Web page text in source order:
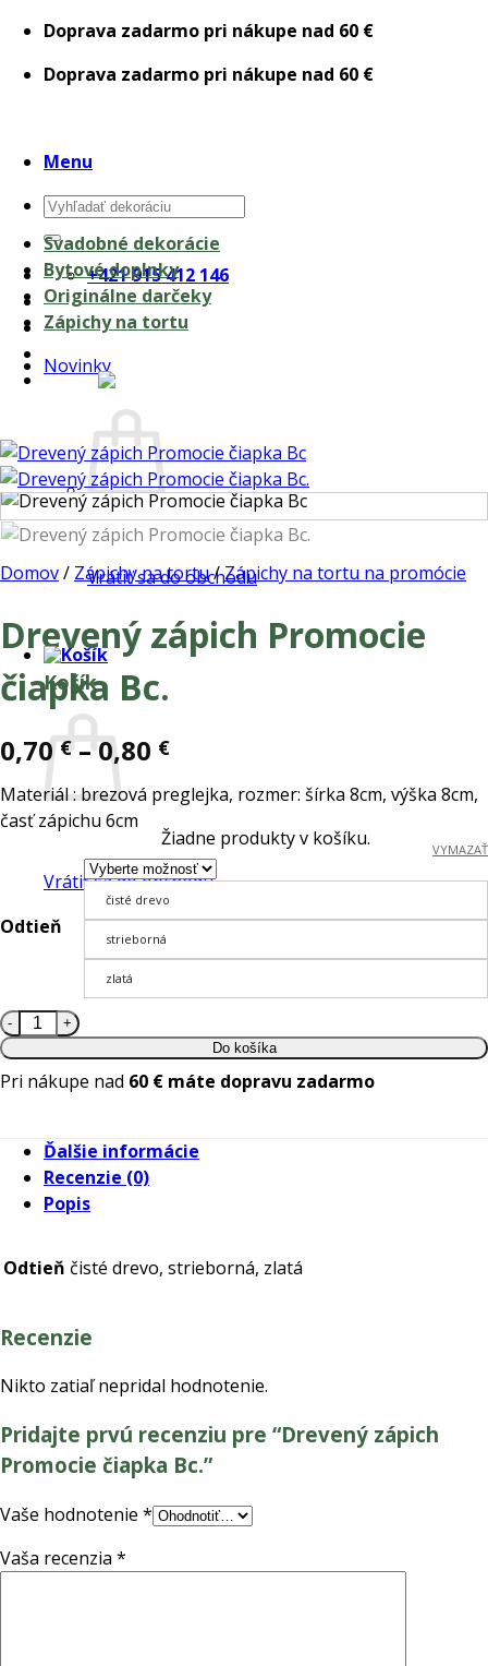
Skip
content
Doprava zadarmo pri nákupe nad 60 €
Doprava zadarmo pri nákupe nad 60 €
Menu
Hľadať:
+421 915 412 146
0,00€
Žiadne produkty v košíku.
Vrátiť sa do obchodu
Košík
Žiadne produkty v košíku.
Vrátiť sa do obchodu
Svadobné dekorácie
Bytové doplnky
Originálne darčeky
Zápichy na tortu
Novinky
Domov/ Zápichy na tortu/ Zápichy na tortu na promócie
Drevený zápich Promocie
čiapka Bc.
0,70€ –0,80 €Price
0,70 €
through
0,80 €
Materiál : brezová preglejka, rozmer: šírka 8cm, výška 8cm,
časť zápichu 6cm
Odtieň
čisté drevo
strieborná
zlatá
VYMAZAŤ
množstvo Drevený zápich Promocie čiapka Bc.
Do košíka
Pri nákupe nad 60 € máte dopravu zadarmo
Ďalšie informácie
Recenzie (0)
Popis
Odtieň čisté drevo, strieborná, zlatá
Recenzie
Nikto zatiaľ nepridal hodnotenie.
Pridajte prvú recenziu pre “Drevený zápich
Promocie čiapka Bc.”
Vaše hodnotenie *
Vaša recenzia *